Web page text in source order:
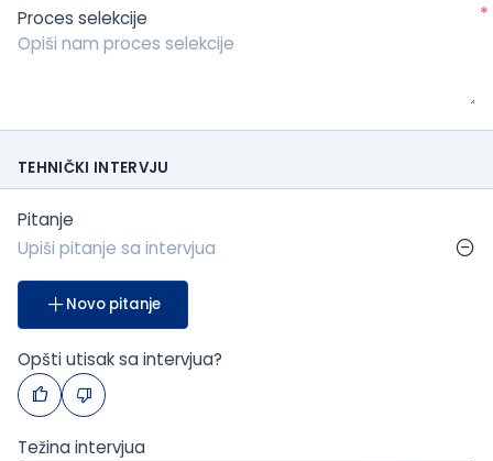
Proces selekcije *
TEHNIČKI INTERVJU
Pitanje
Novo pitanje
Opšti utisak sa intervjua?
Težina intervjua